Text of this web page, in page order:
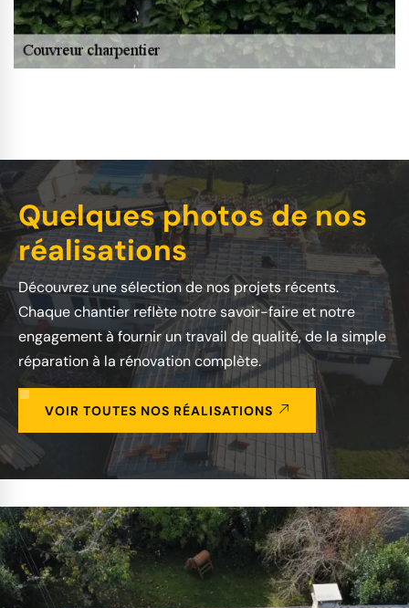
Quelques photos de nos
réalisations
Découvrez une sélection de nos projets récents.
Chaque chantier reflète notre savoir-faire et notre
engagement à fournir un travail de qualité, de la simple
réparation à la rénovation complète.
VOIR TOUTES NOS RÉALISATIONS